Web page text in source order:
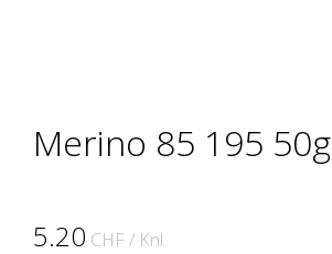
Merino 85 195 50g
5.20 CHF / Knl.